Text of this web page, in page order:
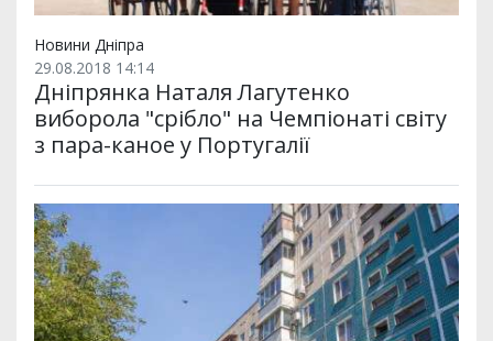
Новини Дніпра
29.08.2018 14:14
Дніпрянка Наталя Лагутенко
виборола "срібло" на Чемпіонаті світу
з пара-каное у Португалії